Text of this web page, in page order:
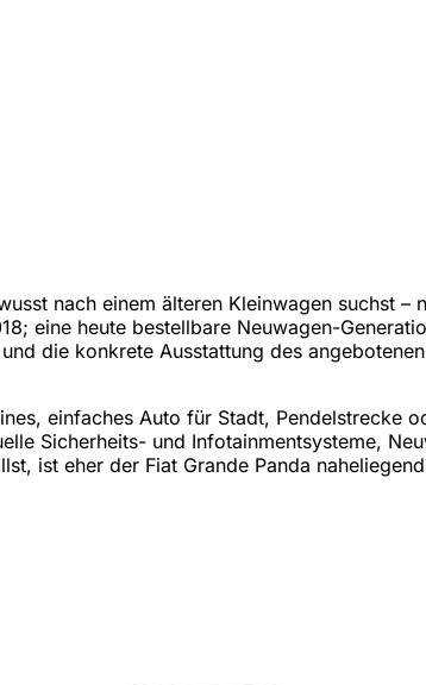
nach einem älteren Kleinwagen suchst
eine heute bestellbare Neuwagen-
die konkrete Ausstattung des
einfaches Auto für Stadt, Pendelstrecke
Sicherheits- und Infotainmentsysteme,
ist eher der Fiat Grande Panda